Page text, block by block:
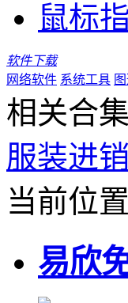
鼠标
软件下载
网络软件 系统工具
相关合集
服装进
当前位置
易欣